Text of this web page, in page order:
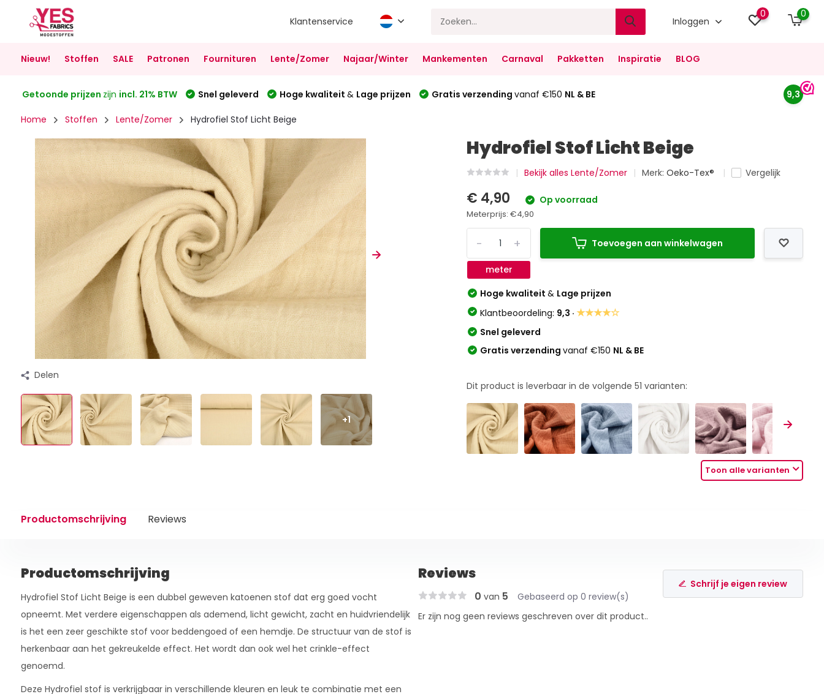
Klantenservice Inloggen
0 0
Nieuw! Stoffen SALE Patronen Fournituren Lente/Zomer Najaar/Winter Mankementen Carnaval Pakketten Inspiratie BLOG
Getoonde prijzen zijn incl. 21% BTW Snel geleverd Hoge kwaliteit & Lage prijzen Gratis verzending vanaf €150 NL & BE 9,3
Home Stoffen Lente/Zomer Hydrofiel Stof Licht Beige
Delen
+1
Hydrofiel Stof Licht Beige
Bekijk alles Lente/Zomer Merk:Oeko-Tex® Vergelijk
€ 4,90 Op voorraad
Meterprijs:€4,90
+
-
meter
Toevoegen aan winkelwagen
Hoge kwaliteit& Lage prijzen
Klantbeoordeling: 9,3 ·★★★★☆
Snel geleverd
Gratis verzendingvanaf €150 NL & BE
Dit product is leverbaar in de volgende51 varianten:
Toon alle varianten
Productomschrijving Reviews
Productomschrijving
Hydrofiel Stof Licht Beige is een dubbel geweven katoenen stof dat erg goed vocht
opneemt. Met verdere eigenschappen als ademend, licht gewicht, zacht en huidvriendelijk
is het een zeer geschikte stof voor beddengoed of een hemdje. De structuur van de stof is
herkenbaar aan het gekreukelde effect. Het wordt dan ook wel het crinkle-effect
genoemd.
Deze Hydrofiel stof is verkrijgbaar in verschillende kleuren en leuk te combinatie met een
Reviews
0 van 5 Gebaseerd op 0 review(s)
Schrijf je eigen review
Er zijn nog geen reviews geschreven over dit product..